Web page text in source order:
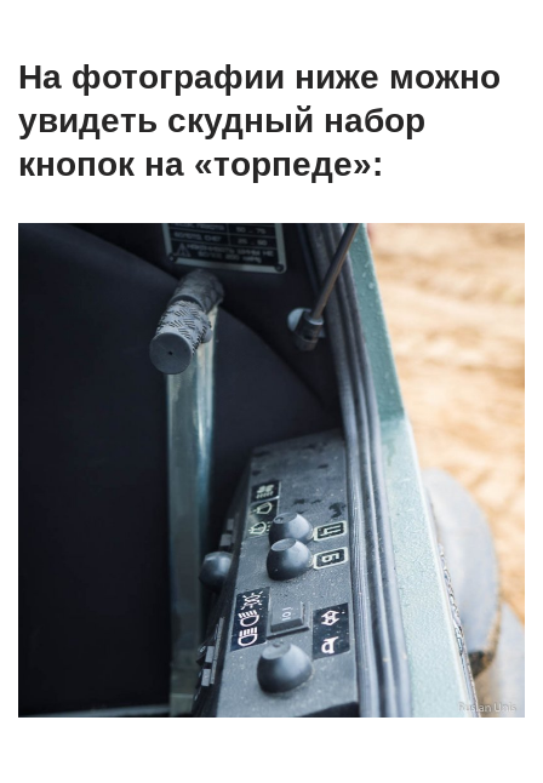
На фотографии ниже можно
увидеть скудный набор
кнопок на «торпеде»: